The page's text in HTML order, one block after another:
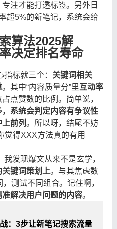
注才能打透标签。另外日
超5%的新笔记，系统会给
算法2025解
决定排名寿命
标就三个： 关键词相关
。其中“内容质量分”里互动率
点赞数的比例。简单说，
系统会判定内容有争议性
前列 。所以呀，结尾不妨
觉得XXX方法真的有用
我发现爆文从来不是玄学，
键词策划上。与其焦虑数
测试不同组合。记住啊，
准解决用户问题的内容。
：3步让新笔记搜索流量